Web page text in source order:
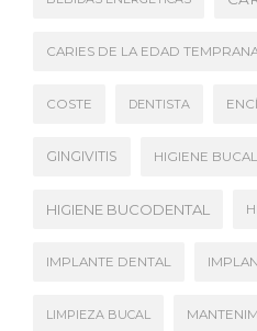
CARIES DE LA EDAD
COSTE DENTISTA
GINGIVITIS HIGIENE BUCAL
HIGIENE BUCODENTAL
IMPLANTE DENTAL
LIMPIEZA BUCAL